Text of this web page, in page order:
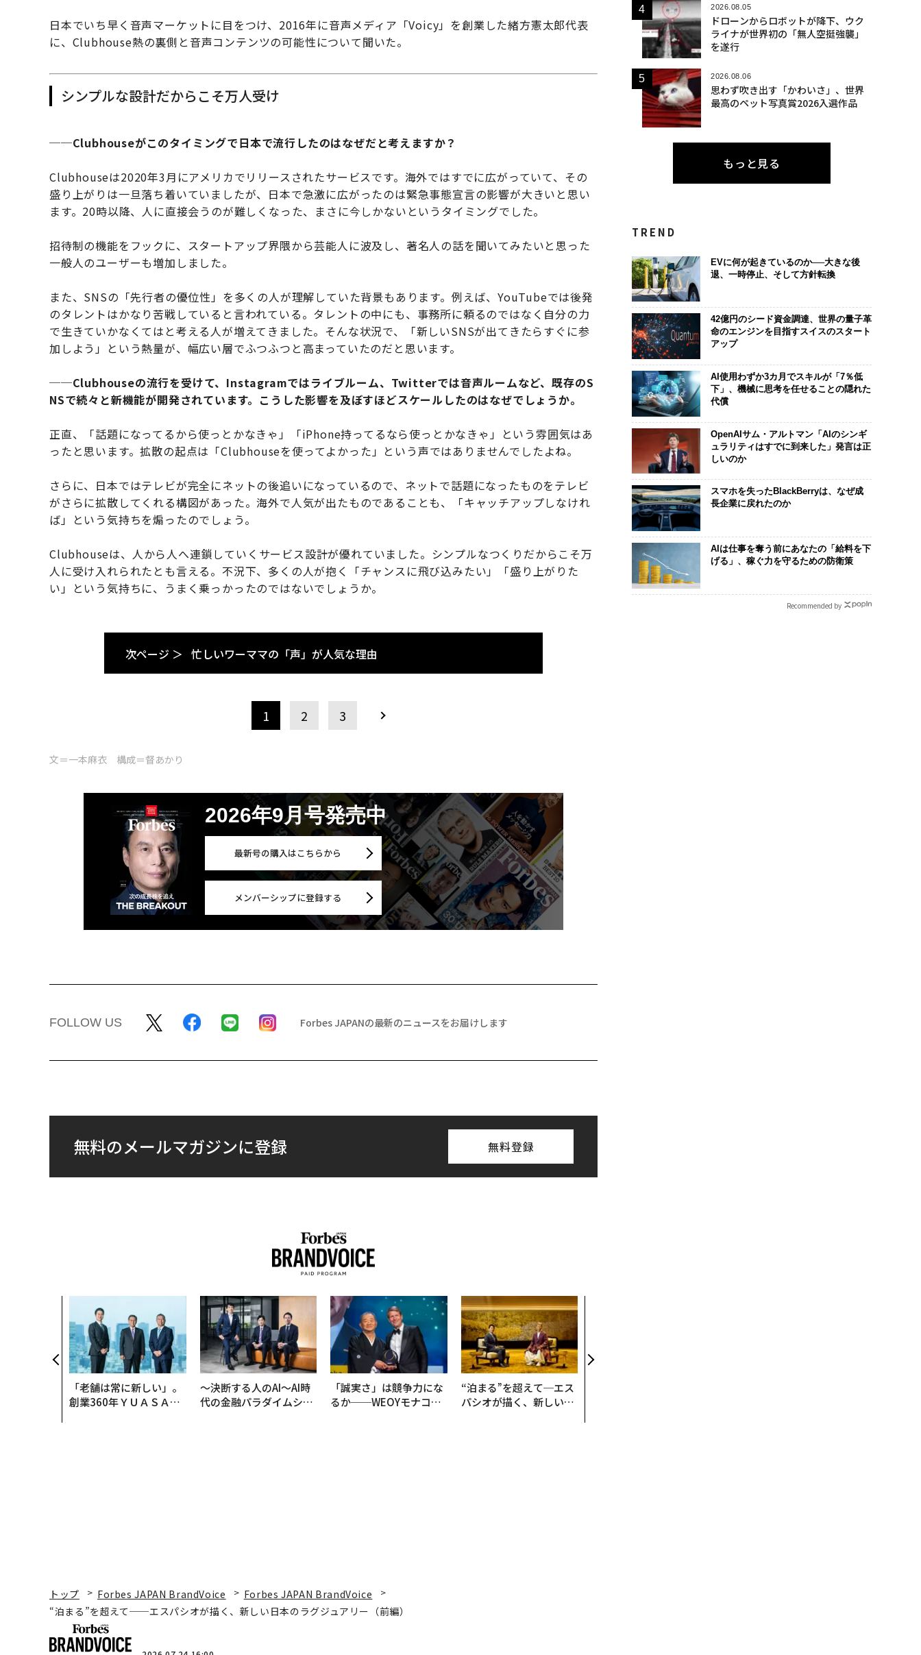
日本でいち早く音声マーケットに目をつけ、2016年に音声メディア「Voicy」を創業した緒方憲太郎代表
に、Clubhouse熱の裏側と音声コンテンツの可能性について聞いた。
シンプルな設計だからこそ万人受け
──Clubhouseがこのタイミングで日本で流行したのはなぜだと考えますか？
Clubhouseは2020年3月にアメリカでリリースされたサービスです。海外ではすでに広がっていて、その
盛り上がりは一旦落ち着いていましたが、日本で急激に広がったのは緊急事態宣言の影響が大きいと思い
ます。20時以降、人に直接会うのが難しくなった、まさに今しかないというタイミングでした。
招待制の機能をフックに、スタートアップ界隈から芸能人に波及し、著名人の話を聞いてみたいと思った
一般人のユーザーも増加しました。
また、SNSの「先行者の優位性」を多くの人が理解していた背景もあります。例えば、YouTubeでは後発
のタレントはかなり苦戦していると言われている。タレントの中にも、事務所に頼るのではなく自分の力
で生きていかなくてはと考える人が増えてきました。そんな状況で、「新しいSNSが出てきたらすぐに参
加しよう」という熱量が、幅広い層でふつふつと高まっていたのだと思います。
──Clubhouseの流行を受けて、Instagramではライブルーム、Twitterでは音声ルームなど、既存のS
NSで続々と新機能が開発されています。こうした影響を及ぼすほどスケールしたのはなぜでしょうか。
正直、「話題になってるから使っとかなきゃ」「iPhone持ってるなら使っとかなきゃ」という雰囲気はあ
ったと思います。拡散の起点は「Clubhouseを使ってよかった」という声ではありませんでしたよね。
さらに、日本ではテレビが完全にネットの後追いになっているので、ネットで話題になったものをテレビ
がさらに拡散してくれる構図があった。海外で人気が出たものであることも、「キャッチアップしなけれ
ば」という気持ちを煽ったのでしょう。
Clubhouseは、人から人へ連鎖していくサービス設計が優れていました。シンプルなつくりだからこそ万
人に受け入れられたとも言える。不況下、多くの人が抱く「チャンスに飛び込みたい」「盛り上がりた
い」という気持ちに、うまく乗っかったのではないでしょうか。
次ページ ＞ 忙しいワーママの「声」が人気な理由
1 2 3
文＝一本麻衣 構成＝督あかり
2026年9月号発売中
最新号の購入はこちらから
メンバーシップに登録する
FOLLOW US Forbes JAPANの最新のニュースをお届けします
無料のメールマガジンに登録 無料登録
「老舗は常に新しい」。
創業360年ＹＵＡＳＡと
〜決断する人のAI〜AI時
代の金融パラダイムシフ
「誠実さ」は競争力にな
るか──WEOYモナコで
“泊まる”を超えて─エス
パシオが描く、新しい日
2026.08.05
ドローンからロボットが降下、ウク
ライナが世界初の「無人空挺強襲」
を遂行
2026.08.06
思わず吹き出す「かわいさ」、世界
最高のペット写真賞2026入選作品
もっと見る
TREND
EVに何が起きているのか──大きな後
退、一時停止、そして方針転換
42億円のシード資金調達、世界の量子革
命のエンジンを目指すスイスのスタート
アップ
AI使用わずか3カ月でスキルが「7％低
下」、機械に思考を任せることの隠れた
代償
OpenAIサム・アルトマン「AIのシンギ
ュラリティはすでに到来した」発言は正
しいのか
スマホを失ったBlackBerryは、なぜ成
長企業に戻れたのか
AIは仕事を奪う前にあなたの「給料を下
げる」、稼ぐ力を守るための防衛策
Recommended by
トップ Forbes JAPAN BrandVoice
Forbes JAPAN BrandVoice
“泊まる”を超えて──エスパシオが描く、新しい日本のラグジュアリー（前編）